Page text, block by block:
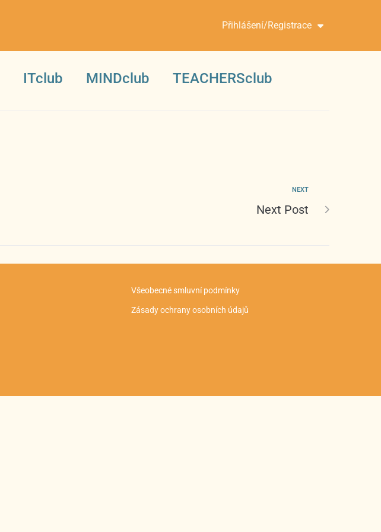
Přihlášení/Registrace
ITclub MINDclub TEACHERSclub
NEXT
Next Post
Všeobecné smluvní podmínky
Zásady ochrany osobních údajů